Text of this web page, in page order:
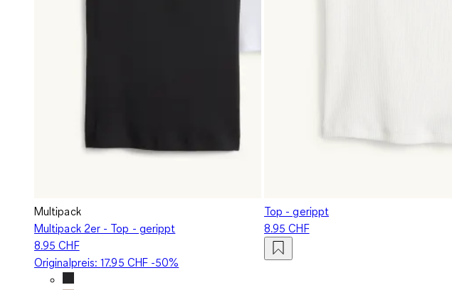
Multipack
Multipack 2er - Top - gerippt
8.95 CHF
Originalpreis:17.95 CHF-50%
Top - gerippt
8.95 CHF